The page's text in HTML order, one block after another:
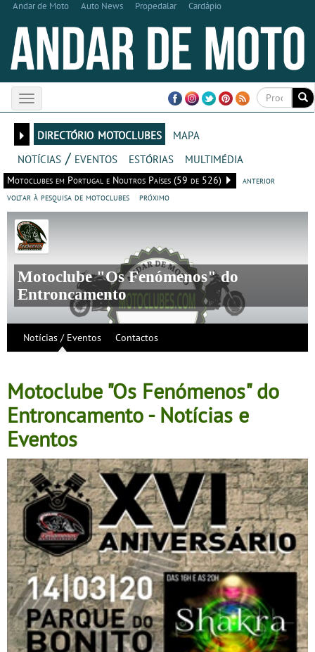
Andar de Moto Auto News Propedalar Cardápio
Toggle
navigation
directório motoclubes
mapa
notícias / eventos
estórias multimédia
Motoclubes em Portugal e Noutros Países (59 de 526)
anterior
voltar à pesquisa de motoclubes
próximo
Motoclube "Os Fenómenos" do
Entroncamento
Notícias / Eventos Contactos
Motoclube "Os Fenómenos" do
Entroncamento - Notícias e
Eventos